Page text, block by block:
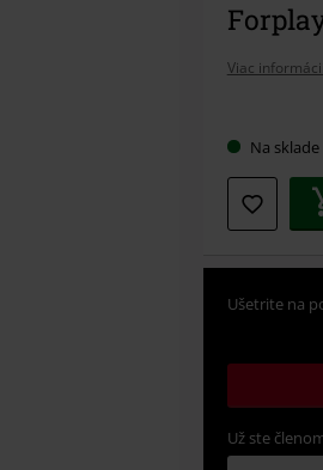
Viac
Vyberte
si
veľkosť
Na sklade
Ušetrite na
Už ste